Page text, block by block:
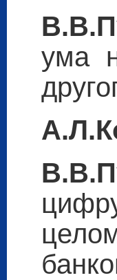
ума